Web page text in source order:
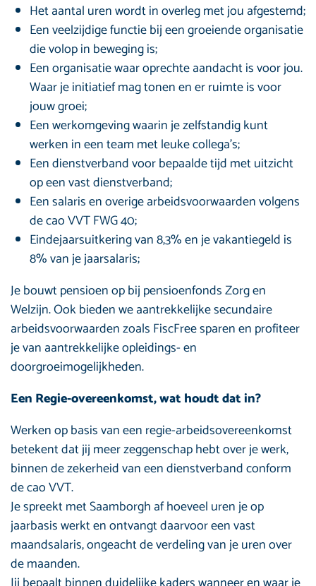
Het aantal uren wordt in overleg met jou afgestemd;
Een veelzijdige functie bij een groeiende organisatie
die volop in beweging is;
Een organisatie waar oprechte aandacht is voor jou.
Waar je initiatief mag tonen en er ruimte is voor
jouw groei;
Een werkomgeving waarin je zelfstandig kunt
werken in een team met leuke collega’s;
Een dienstverband voor bepaalde tijd met uitzicht
op een vast dienstverband;
Een salaris en overige arbeidsvoorwaarden volgens
de cao VVT FWG 40;
Eindejaarsuitkering van 8,3% en je vakantiegeld is
8% van je jaarsalaris;
Je bouwt pensioen op bij pensioenfonds Zorg en
Welzijn. Ook bieden we aantrekkelijke secundaire
arbeidsvoorwaarden zoals FiscFree sparen en profiteer
je van aantrekkelijke opleidings- en
doorgroeimogelijkheden.
Een Regie-overeenkomst, wat houdt dat in?
Werken op basis van een regie-arbeidsovereenkomst
betekent dat jij meer zeggenschap hebt over je werk,
binnen de zekerheid van een dienstverband conform
de cao VVT.
Je spreekt met Saamborgh af hoeveel uren je op
jaarbasis werkt en ontvangt daarvoor een vast
maandsalaris, ongeacht de verdeling van je uren over
de maanden.